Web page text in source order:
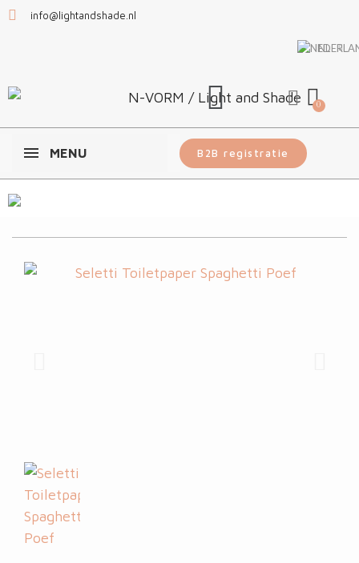
info@lightandshade.nl
NL
MENU B2B registratie